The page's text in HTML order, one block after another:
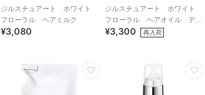
ジルスチュアート ホワイト
フローラル ヘアミルク
¥3,080
ジルスチュアート ホワイト
フローラル ヘアオイル デ
ィープリペア
¥3,300 再入荷